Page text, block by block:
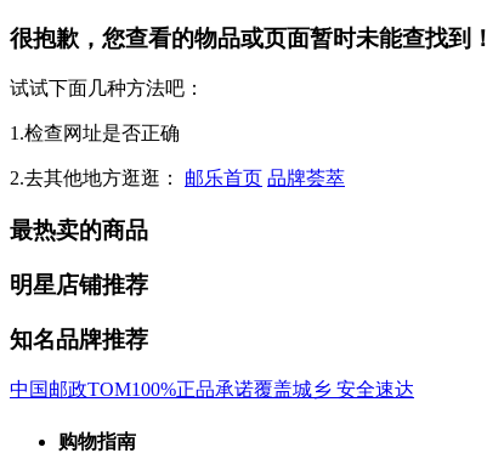
很抱歉，您查看的物品或页面暂时未能查找到！
试试下面几种方法吧：
1.检查网址是否正确
2.去其他地方逛逛： 邮乐首页 品牌荟萃
最热卖的商品
明星店铺推荐
知名品牌推荐
中国邮政TOM100%正品承诺覆盖城乡 安全速达
购物指南